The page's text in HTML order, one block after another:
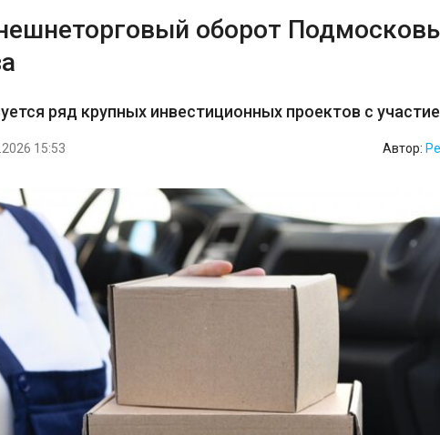
оборот
ряд крупных инвестиционных проектов с
15:53 Автор: